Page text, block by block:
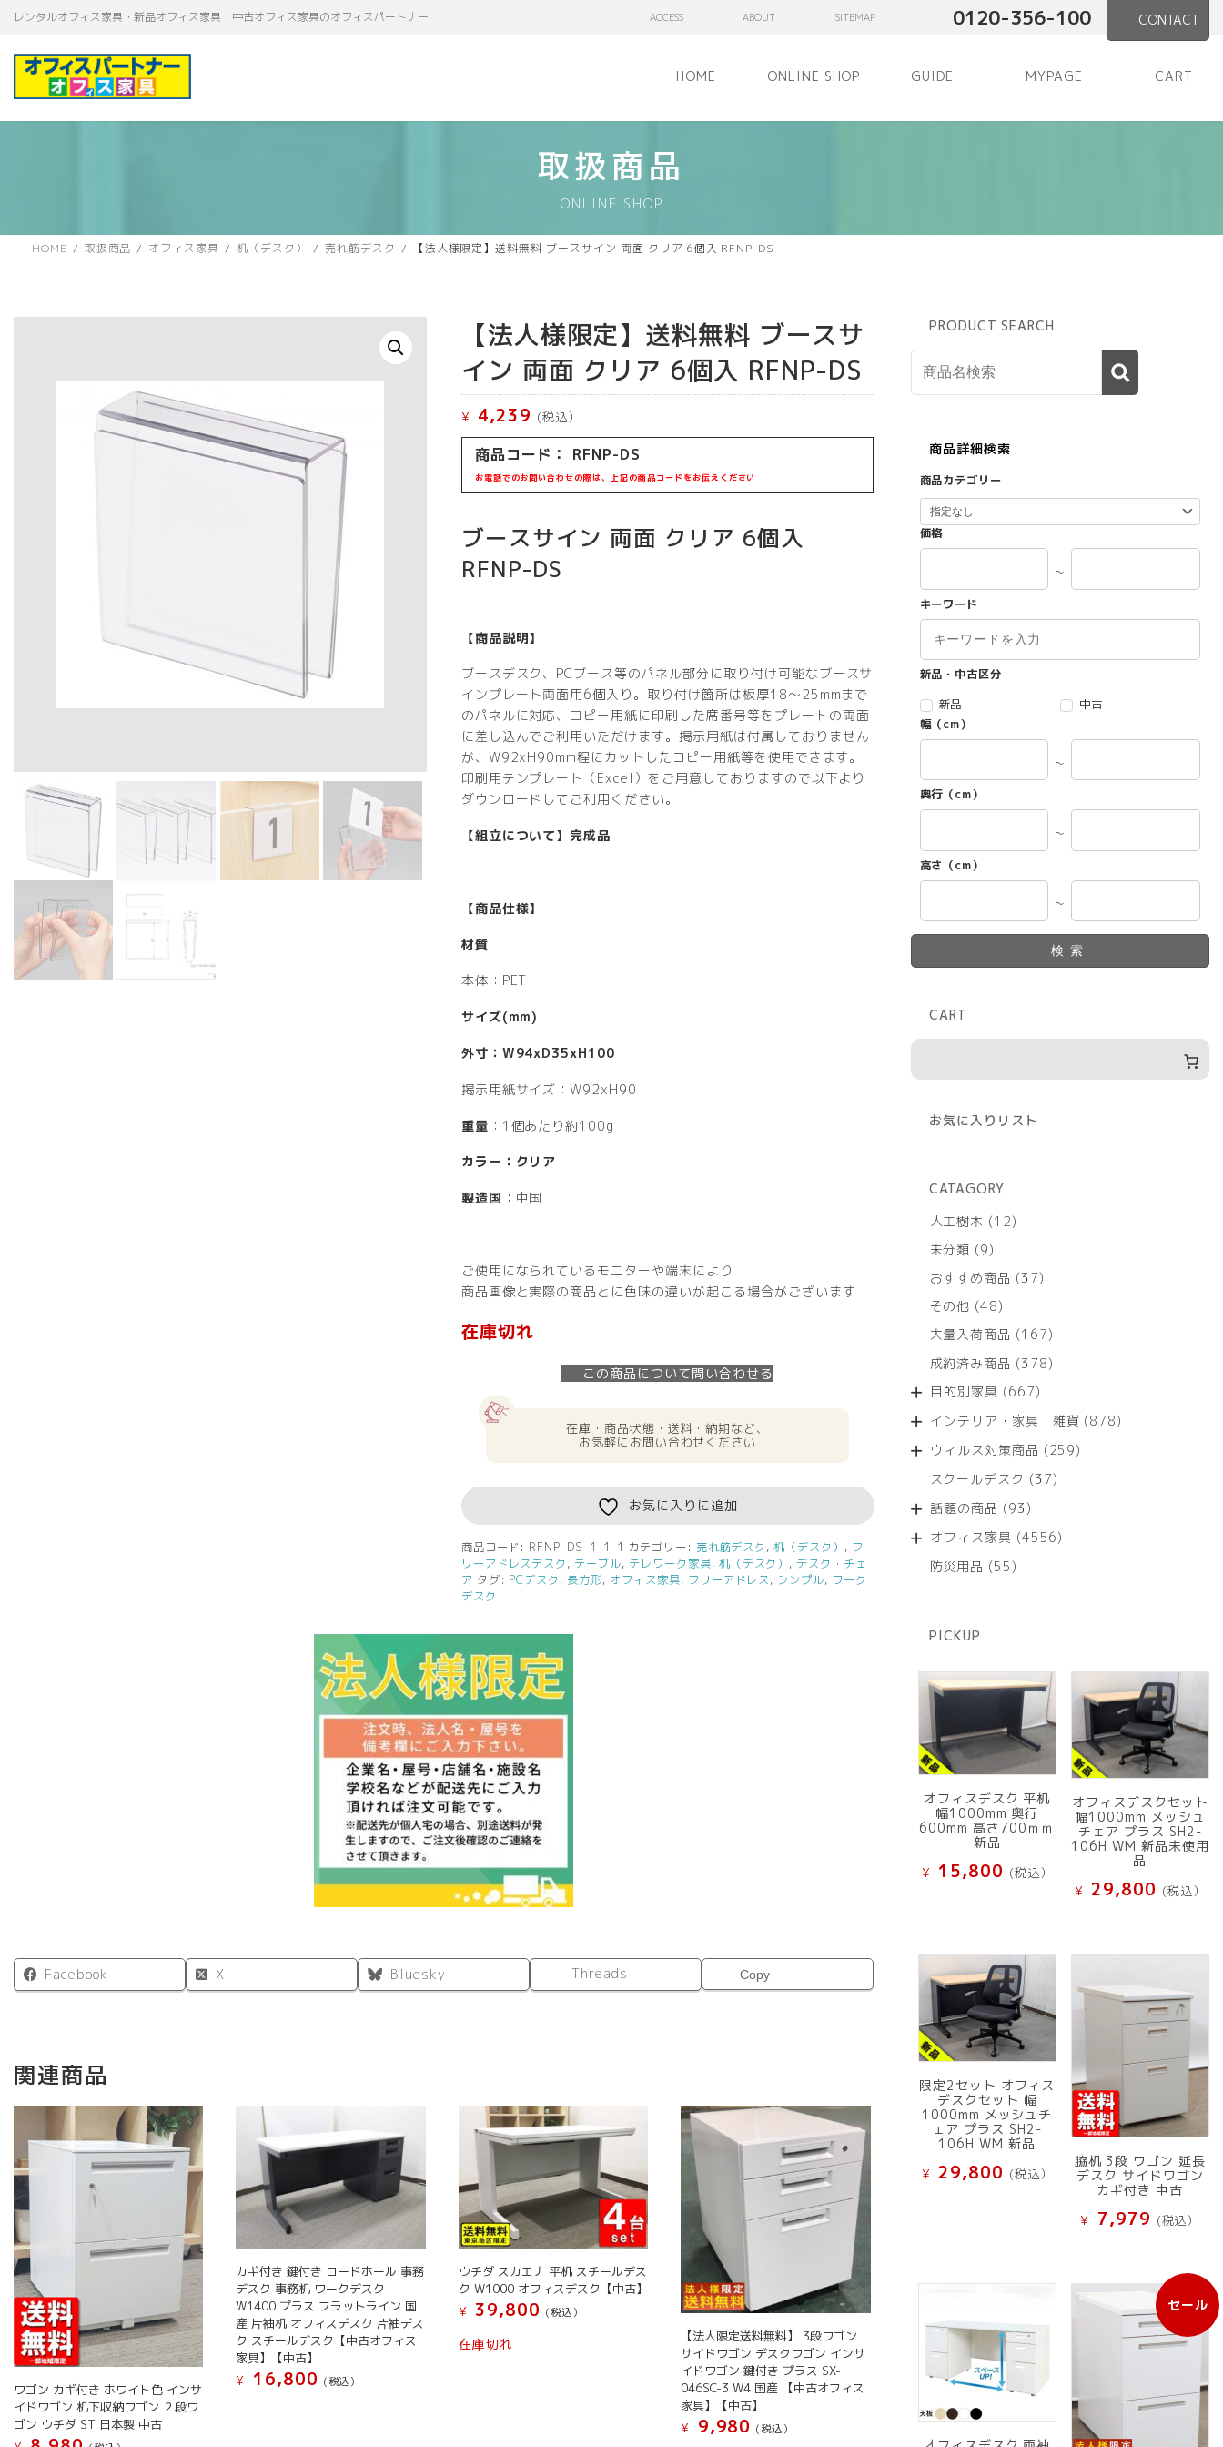
テ
ゲ
レンタルオフィス家具・新品オフィス家具・中古オフィス家具のオフィスパートナー ACCESS ABOUT SITEMAP 0120-356-100 CONTACT
HOME ONLINE SHOP GUIDE MYPAGE CART
取扱商品
ONLINE SHOP
HOME 取扱商品 オフィス家具 机（デスク） 売れ筋デスク 【法人様限定】送料無料 ブースサイン 両面 クリア 6個入 RFNP-DS
【法人様限定】送料無料 ブースサ
イン 両面 クリア 6個入 RFNP-DS
¥ 4,239 (税込）
商品コード： RFNP-DS
お電話でのお問い合わせの際は、上記の商品コードをお伝えください
ブースサイン 両面 クリア 6個入
RFNP-DS
【商品説明】
ブースデスク、PCブース等のパネル部分に取り付け可能なブースサ
インプレート両面用6個入り。取り付け箇所は板厚18〜25mmまで
のパネルに対応、コピー用紙に印刷した席番号等をプレートの両面
に差し込んでご利用いただけます。掲示用紙は付属しておりません
が、W92xH90mm程にカットしたコピー用紙等を使用できます。
印刷用テンプレート（Excel）をご用意しておりますので以下より
ダウンロードしてご利用ください。
【組立について】完成品
【商品仕様】
材質
本体：PET
サイズ(mm)
外寸：W94xD35xH100
掲示用紙サイズ：W92xH90
重量 ：1個あたり約100g
カラー：クリア
製造国 ：中国
ご使用になられているモニターや端末により
商品画像と実際の商品とに色味の違いが起こる場合がございます
在庫切れ
この商品について問い合わせる
在庫・商品状態・送料・納期など、
お気軽にお問い合わせください
お気に入りに追加
商品コード: RFNP-DS-1-1-1 カテゴリー: 売れ筋デスク ,机（デスク） , フ
リーアドレスデスク , テーブル, テレワーク家具, 机（デスク） , デスク・チェ
ア タグ: PCデスク , 長方形, オフィス家具, フリーアドレス, シンプル, ワーク
デスク
Facebook X Bluesky Threads Copy
関連商品
ワゴン カギ付き ホワイト色 インサ
イドワゴン 机下収納ワゴン ２段ワ
ゴン ウチダ ST 日本製 中古
カギ付き 鍵付き コードホール 事務
デスク 事務机 ワークデスク
W1400 プラス フラットライン 国
産 片袖机 オフィスデスク 片袖デス
ク スチールデスク【中古オフィス
家具】【中古】
¥
16,800 (税込）
ウチダ スカエナ 平机 スチールデス
ク W1000 オフィスデスク【中古】
¥
39,800 (税込）
在庫切れ
【法人限定送料無料】 3段ワゴン
サイドワゴン デスクワゴン インサ
イドワゴン 鍵付き プラス SX-
046SC-3 W4 国産 【中古オフィス
家具】【中古】
¥
9,980 (税込）
PRODUCT SEARCH
商品詳細検索
商品カテゴリー
価格
～
キーワード
新品・中古区分
新品
中古
幅（cm）
～
奥行（cm）
～
高さ（cm）
～
検索
CART
お気に入りリスト
CATAGORY
人工樹木
1212
商
未分類 99
の
商
おすすめ商品 3737
商
その他 4848
の
商
大量入荷商品 167167
の
成約済み商品 378378
商
目的別家具 667667
の
商
インテリア・家具・雑貨 878878
ウィルス対策商品 259259
スクールデスク 3737
商
話題の商品 9393
の
オフィス家具 45564556
防災用品 5555
PICKUP
オフィスデスク 平机
幅1000mm 奥行
600mm 高さ700ｍｍ
新品
¥ 15,800 (税込）
オフィスデスクセット
幅1000mm メッシュ
チェア プラス SH2-
106H WM 新品未使用
品
¥ 29,800 (税込）
限定2セット オフィス
デスクセット 幅
1000mm メッシュチ
ェア プラス SH2-
106H WM 新品
¥ 29,800 (税込）
脇机 3段 ワゴン 延長
デスク サイドワゴン
カギ付き 中古
¥ 7,979 (税込）
セール
販
売
中
品